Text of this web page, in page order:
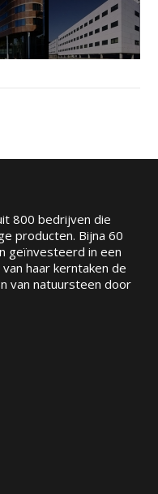
800 bedrijven die
producten. Bijna 60
geïnvesteerd in een
haar kerntaken de
van natuursteen door